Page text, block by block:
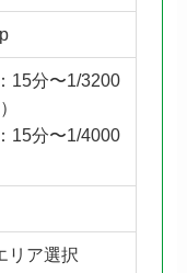
15分〜1/3200
15分〜1/4000
リア選択